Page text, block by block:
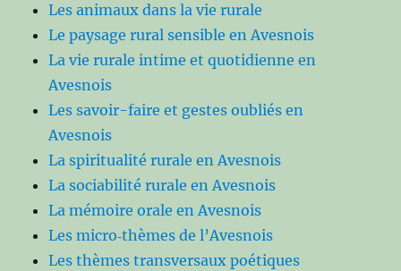
Les animaux dans la vie rurale
Le paysage rural sensible en Avesnois
La vie rurale intime et quotidienne en
Avesnois
Les savoir-faire et gestes oubliés en
Avesnois
La spiritualité rurale en Avesnois
La sociabilité rurale en Avesnois
La mémoire orale en Avesnois
Les micro‑thèmes de l’Avesnois
Les thèmes transversaux poétiques